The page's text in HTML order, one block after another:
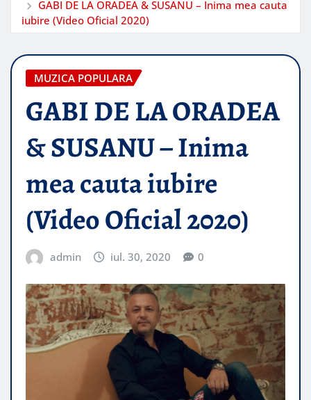
GABI DE LA ORADEA & SUSANU – Inima mea cauta
iubire (Video Oficial 2020)
MUZICA POPULARA
GABI DE LA ORADEA
& SUSANU – Inima
mea cauta iubire
(Video Oficial 2020)
admin iul. 30, 2020 0